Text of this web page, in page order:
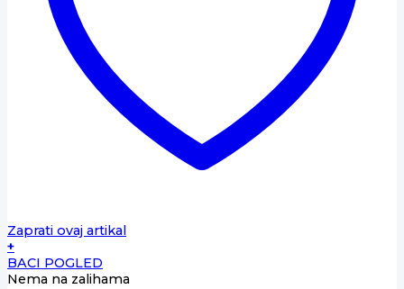
Zaprati ovaj artikal
+
BACI POGLED
Nema na zalihama